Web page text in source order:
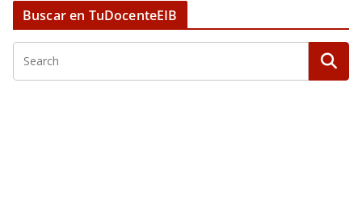
Buscar en TuDocenteEIB